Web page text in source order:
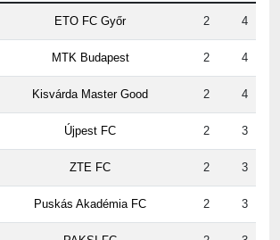
MTK Budapest 2 4
Kisvárda Master Good 2 4
Újpest FC 2 3
ZTE FC 2 3
Puskás Akadémia FC 2 3
PAKSI FC 2 3